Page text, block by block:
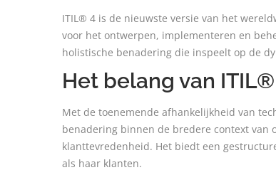
ITIL® 4 is de nieuwste versie van het
voor het ontwerpen, implementeren en
holistische benadering die inspeelt op de
Het belang van
Met de toenemende afhankelijkheid van
benadering binnen de bredere context van
klanttevredenheid. Het biedt een
als haar klanten.